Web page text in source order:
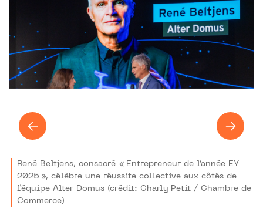
René Beltjens, consacré « Entrepreneur de l’année EY
2025 », célèbre une réussite collective aux côtés de
l’équipe Alter Domus (crédit: Charly Petit / Chambre de
Commerce)